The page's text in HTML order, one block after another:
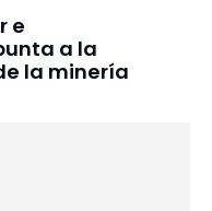
e
a la
la minería